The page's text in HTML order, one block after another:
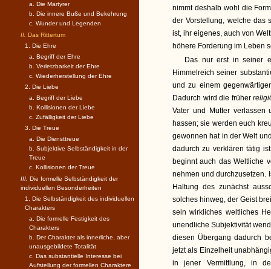
nimmt deshalb wohl die
der Vorstellung, welche das
ist, ihr eigenes, auch von
höhere Forderung im Leben
Das nur erst in seiner
Himmelreich seiner
und zu einem
Dadurch wird die früher
Vater und Mutter verlassen
hassen; sie werden euch
gewonnen hat in der Welt
dadurch zu verklären tätig
beginnt auch das Weltliche
nehmen und durchzusetzen.
Haltung des zunächst
solches hinweg, der Geist
sein wirkliches weltliches
unendliche Subjektivität
diesen Übergang dadurch
jetzt als Einzelheit
in jener Vermittlung, in
a. Die Märtyrer
b. Die innere Buße und Bekehrung
c. Wunder und Legenden
II. Das Rittertum
1. Die Ehre
a. Begriff der Ehre
b. Verletzbarkeit der Ehre
c. Wiederherstellung der Ehre
2. Die Liebe
a. Begriff der Liebe
b. Kollisionen der Liebe
c. Zufälligkeit der Liebe
3. Die Treue
a. Die Diensttreue
b. Subjektive Selbständigkeit in der
Treue
c. Kollisionen der Treue
III. Die formelle Selbständigkeit der
individuellen Besonderheiten
1. Die Selbständigkeit des individuellen
Charakters
a. Die formelle Festigkeit des
Charakters
b. Der Charakter als innerliche, aber
unausgebildete Totalität
c. Das substantielle Interesse bei
Aufstellung der formellen Charaktere